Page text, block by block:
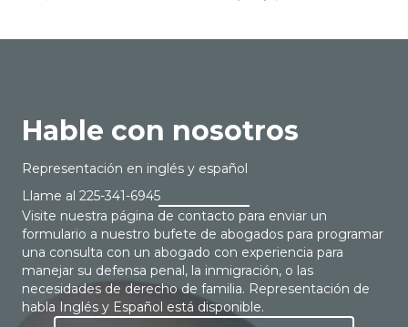
Hable con nosotros
Representación en inglés y español
Llame al 225-341-6945
Visite nuestra página de contacto para enviar un
formulario a nuestro bufete de abogados para programar
una consulta con un abogado con experiencia para
manejar su defensa penal, la inmigración, o las
necesidades de derecho de familia. Representación de
habla Inglés y Español está disponible.